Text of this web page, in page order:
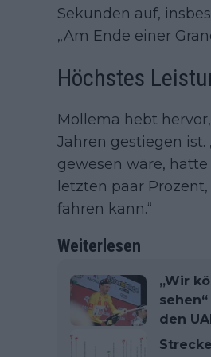
Sekunden auf,
„Am Ende einer
Höchstes
Mollema hebt
Jahren gestiegen ist.
gewesen wäre, hätte
letzten paar
fahren kann.“
Weiterlesen
„Wir
den